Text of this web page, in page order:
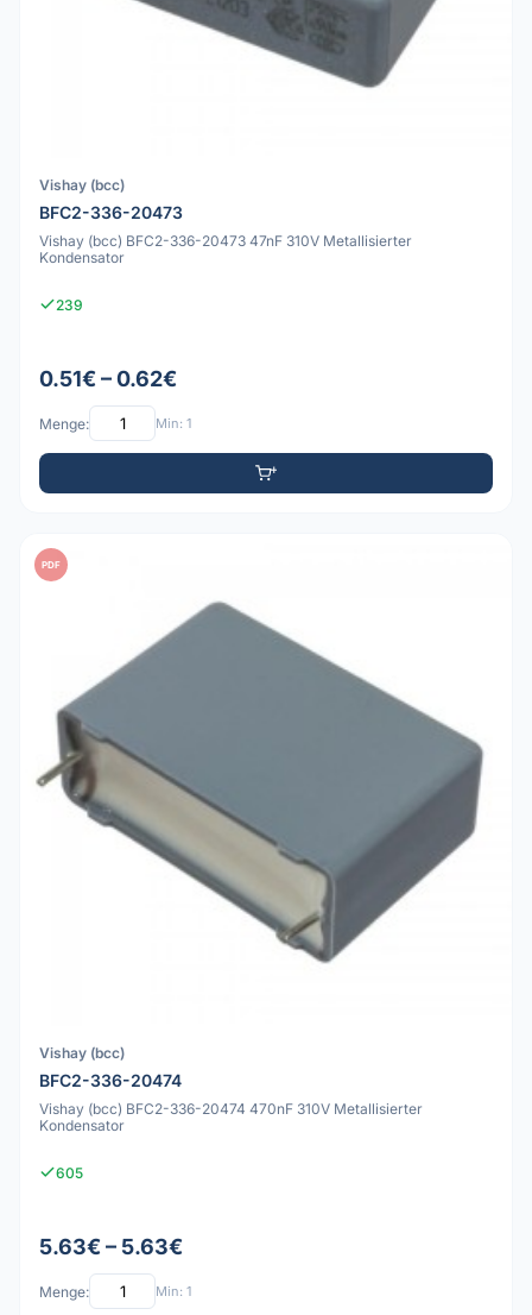
Vishay (bcc)
BFC2-336-20473
Vishay (bcc) BFC2-336-20473 47nF 310V Metallisierter
Kondensator
239
0.51€ – 0.62€
Menge: Min: 1
PDF
Vishay (bcc)
BFC2-336-20474
Vishay (bcc) BFC2-336-20474 470nF 310V Metallisierter
Kondensator
605
5.63€ – 5.63€
Menge: Min: 1